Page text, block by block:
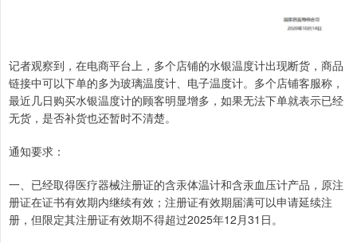
记者观察到，在电商平台上，多个店铺的水银温度计出现断货，商品
链接中可以下单的多为玻璃温度计、电子温度计。多个店铺客服称，
最近几日购买水银温度计的顾客明显增多，如果无法下单就表示已经
无货，是否补货也还暂时不清楚。
通知要求：
一、已经取得医疗器械注册证的含汞体温计和含汞血压计产品，原注
册证在证书有效期内继续有效；注册证有效期届满可以申请延续注
册，但限定其注册证有效期不得超过2025年12月31日。